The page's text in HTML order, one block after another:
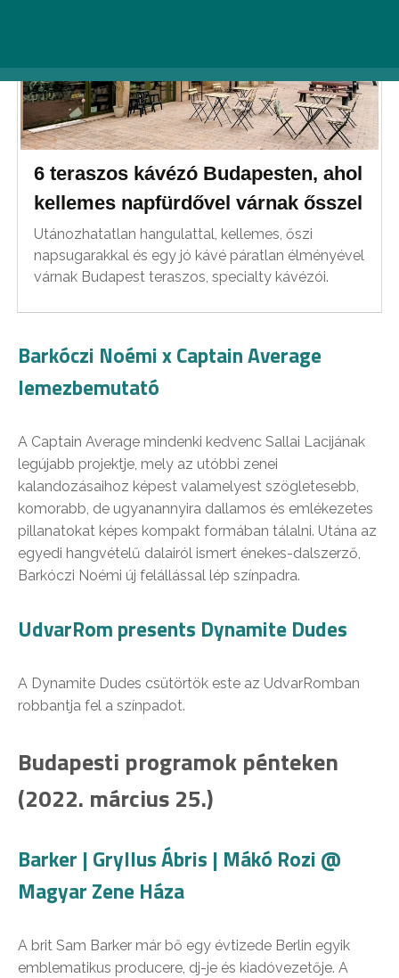
6 teraszos kávézó Budapesten, ahol
kellemes napfürdővel várnak ősszel
Utánozhatatlan hangulattal, kellemes, őszi
napsugarakkal és egy jó kávé páratlan élményével
várnak Budapest teraszos, specialty kávézói.
Barkóczi Noémi x Captain Average
lemezbemutató
A Captain Average mindenki kedvenc Sallai Lacijának
legújabb projektje, mely az utóbbi zenei
kalandozásaihoz képest valamelyest szögletesebb,
komorabb, de ugyanannyira dallamos és emlékezetes
pillanatokat képes kompakt formában tálalni. Utána az
egyedi hangvételű dalairól ismert énekes-dalszerző,
Barkóczi Noémi új felállással lép színpadra.
UdvarRom presents Dynamite Dudes
A Dynamite Dudes csütörtök este az UdvarRomban
robbantja fel a színpadot.
Budapesti programok pénteken
(2022. március 25.)
Barker | Gryllus Ábris | Mákó Rozi @
Magyar Zene Háza
A brit Sam Barker már bő egy évtizede Berlin egyik
emblematikus producere, dj-je és kiadóvezetője. A